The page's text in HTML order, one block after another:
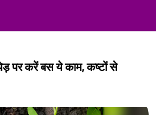
पर करें बस ये काम, कष्टों से